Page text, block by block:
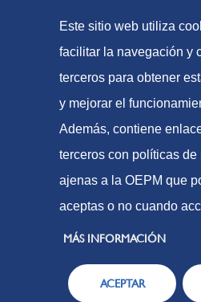
Preguntas frecuentes
Tasas y precios públicos
Mapa web
© Oficina Española de
Aviso Legal
Política de
Protección de
Este sitio web utiliza
facilitar la navegación y
terceros para obtener
y mejorar el
Además, contiene
terceros con políticas de
ajenas a la OEPM que
aceptas o no cuando
MÁS INFORMACIÓN
ACEPTAR